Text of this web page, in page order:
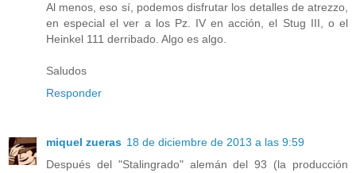
Al menos, eso sí, podemos disfrutar los detalles de atrezzo,
en especial el ver a los Pz. IV en acción, el Stug III, o el
Heinkel 111 derribado. Algo es algo.
Saludos
Responder
miquel zueras 18 de diciembre de 2013 a las 9:59
Después del "Stalingrado" alemán del 93 (la producción